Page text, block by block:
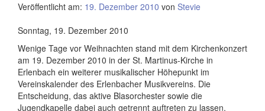
Veröffentlicht am: 19. Dezember 2010 von Stevie
Sonntag, 19. Dezember 2010
Wenige Tage vor Weihnachten stand mit dem Kirchenkonzert
am 19. Dezember 2010 in der St. Martinus-Kirche in
Erlenbach ein weiterer musikalischer Höhepunkt im
Vereinskalender des Erlenbacher Musikvereins. Die
Entscheidung, das aktive Blasorchester sowie die
Jugendkapelle dabei auch getrennt auftreten zu lassen,